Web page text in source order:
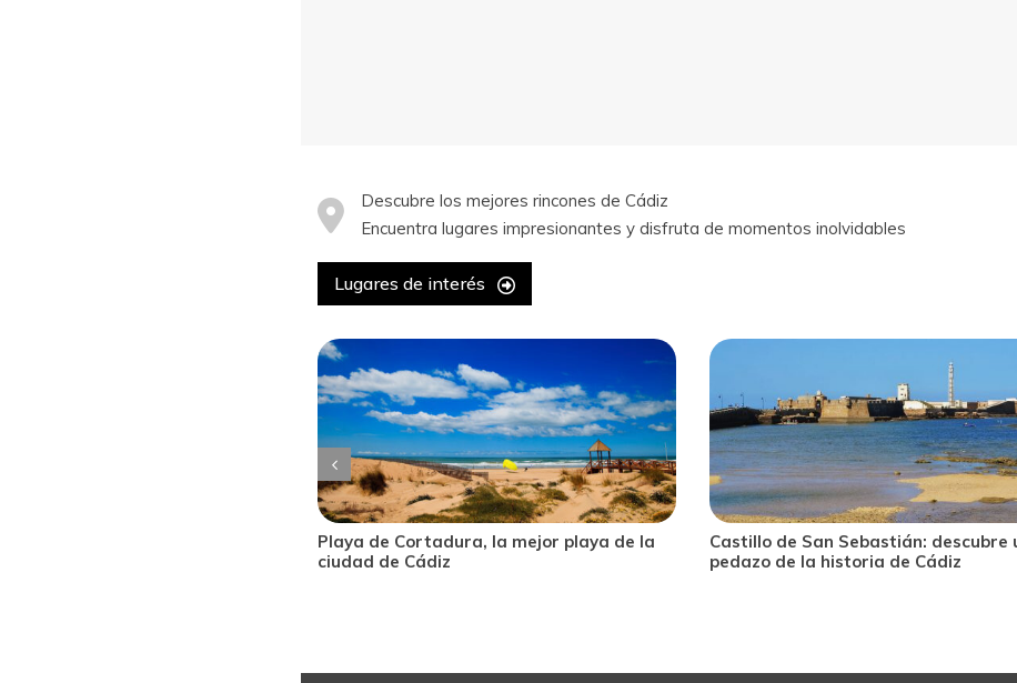
Descubre los mejores rincones de Cádiz
Encuentra lugares impresionantes y disfruta de momentos inolvidables
Lugares de interés
Castillo de San Sebastián: descubre un
pedazo de la historia de Cádiz
Faro de Trafalgar, un impresionante
balcón en la costa gaditana